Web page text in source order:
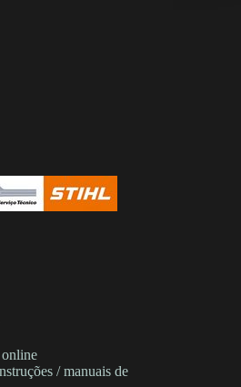
/ manuais de